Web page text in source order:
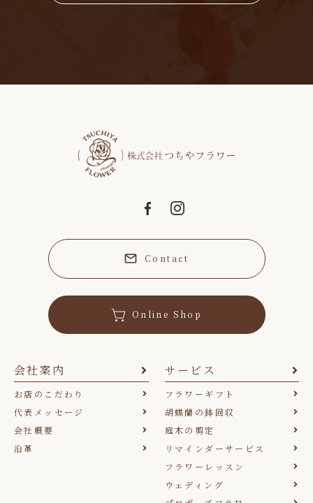
Contact
Online Shop
会社案内
お店のこだわり
代表メッセージ
会社概要
沿革
サービス
フラワーギフト
胡蝶蘭の鉢回収
庭木の剪定
リマインダーサービス
フラワーレッスン
ウェディング